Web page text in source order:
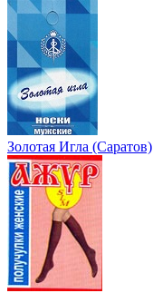
Золотая Игла (Саратов)